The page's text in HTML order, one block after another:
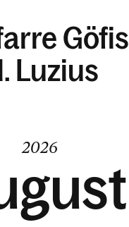
Göfis
Luzius
2026